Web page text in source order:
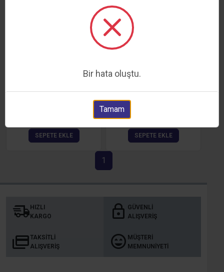
SEPETE EKLE
EPSON M4000 PATEN SET
SEPETE EKLE
1
HIZLI
KARGO
GÜVENLI
ALIŞVERIŞ
TAKSITLI
ALIŞVERIŞ
MÜŞTERI
MEMNUNIYETI
Bir hata oluştu.
Tamam